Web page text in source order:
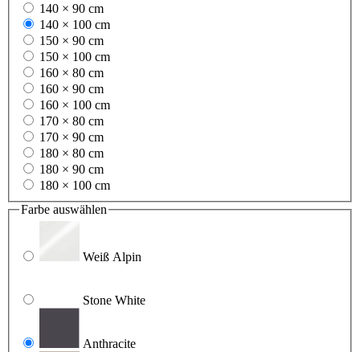
140 × 90 cm
140 × 100 cm
150 × 90 cm
150 × 100 cm
160 × 80 cm
160 × 90 cm
160 × 100 cm
170 × 80 cm
170 × 90 cm
180 × 80 cm
180 × 90 cm
180 × 100 cm
Farbe auswählen
Weiß Alpin
Stone White
Anthracite